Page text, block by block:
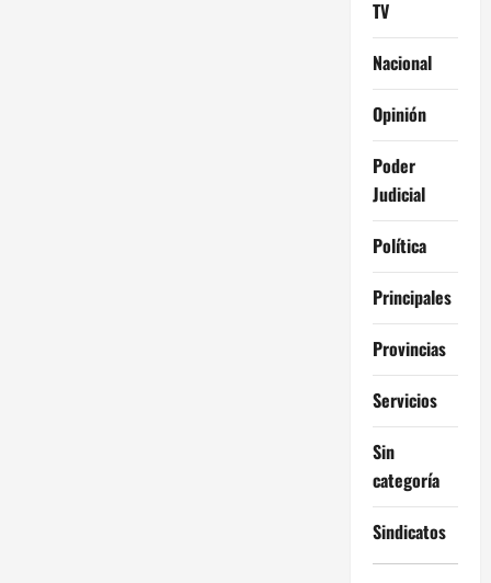
TV
Nacional
Opinión
Poder
Judicial
Política
Principales
Provincias
Servicios
Sin
categoría
Sindicatos